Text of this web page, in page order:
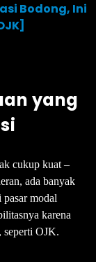
Bodong, Ini
yang
cukup kuat –
ada banyak
modal
karena
OJK.